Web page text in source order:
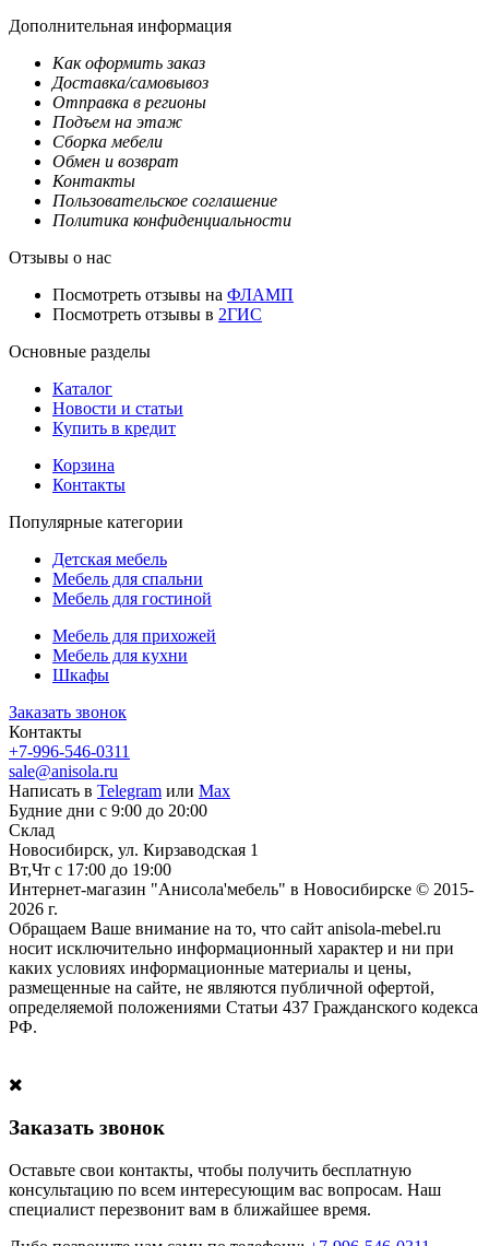
Дополнительная информация
Как оформить заказ
Доставка/самовывоз
Отправка в регионы
Подъем на этаж
Сборка мебели
Обмен и возврат
Контакты
Пользовательское соглашение
Политика конфиденциальности
Отзывы о нас
Посмотреть отзывы на ФЛАМП
Посмотреть отзывы в 2ГИС
Основные разделы
Каталог
Новости и статьи
Купить в кредит
Корзина
Контакты
Популярные категории
Детская мебель
Мебель для спальни
Мебель для гостиной
Мебель для прихожей
Мебель для кухни
Шкафы
Заказать звонок
Контакты
+7-996-546-0311
sale@anisola.ru
Написать в Telegram или Max
Будние дни с 9:00 до 20:00
Склад
Новосибирск, ул. Кирзаводская 1
Вт,Чт с 17:00 до 19:00
Интернет-магазин "Анисола'мебель" в Новосибирске © 2015-
2026 г.
Обращаем Ваше внимание на то, что сайт anisola-mebel.ru
носит исключительно информационный характер и ни при
каких условиях информационные материалы и цены,
размещенные на сайте, не являются публичной офертой,
определяемой положениями Статьи 437 Гражданского кодекса
РФ.
Заказать звонок
Оставьте свои контакты, чтобы получить бесплатную
консультацию по всем интересующим вас вопросам. Наш
специалист перезвонит вам в ближайшее время.